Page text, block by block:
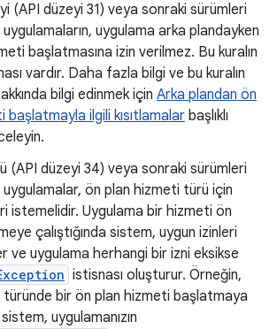
(API düzeyi 31) veya sonraki sürümleri
uygulama arka plandayken
başlatmasına izin verilmez. Bu kuralın
vardır. Daha fazla bilgi ve bu kuralın
bilgi edinmek için Arka plandan ön
başlatmayla ilgili kısıtlamalar başlıklı
(API düzeyi 34) veya sonraki sürümleri
ön plan hizmeti türü için
istemelidir. Uygulama bir hizmeti ön
çalıştığında sistem, uygun izinleri
ve uygulama herhangi bir izni eksikse
istisnası oluşturur. Örneğin,
türünde bir ön plan hizmeti başlatmaya
sistem, uygulamanızın